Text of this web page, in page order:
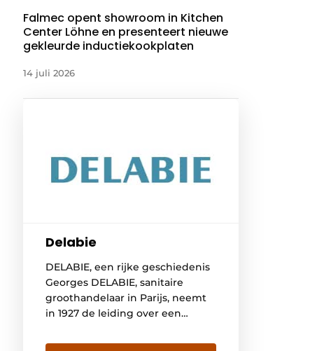
Falmec opent showroom in Kitchen
Center Löhne en presenteert nieuwe
gekleurde inductiekookplaten
14 juli 2026
Delabie
DELABIE, een rijke geschiedenis
Georges DELABIE, sanitaire
groothandelaar in Parijs, neemt
in 1927 de leiding over een
Somme. Hier ontwikkelt hij